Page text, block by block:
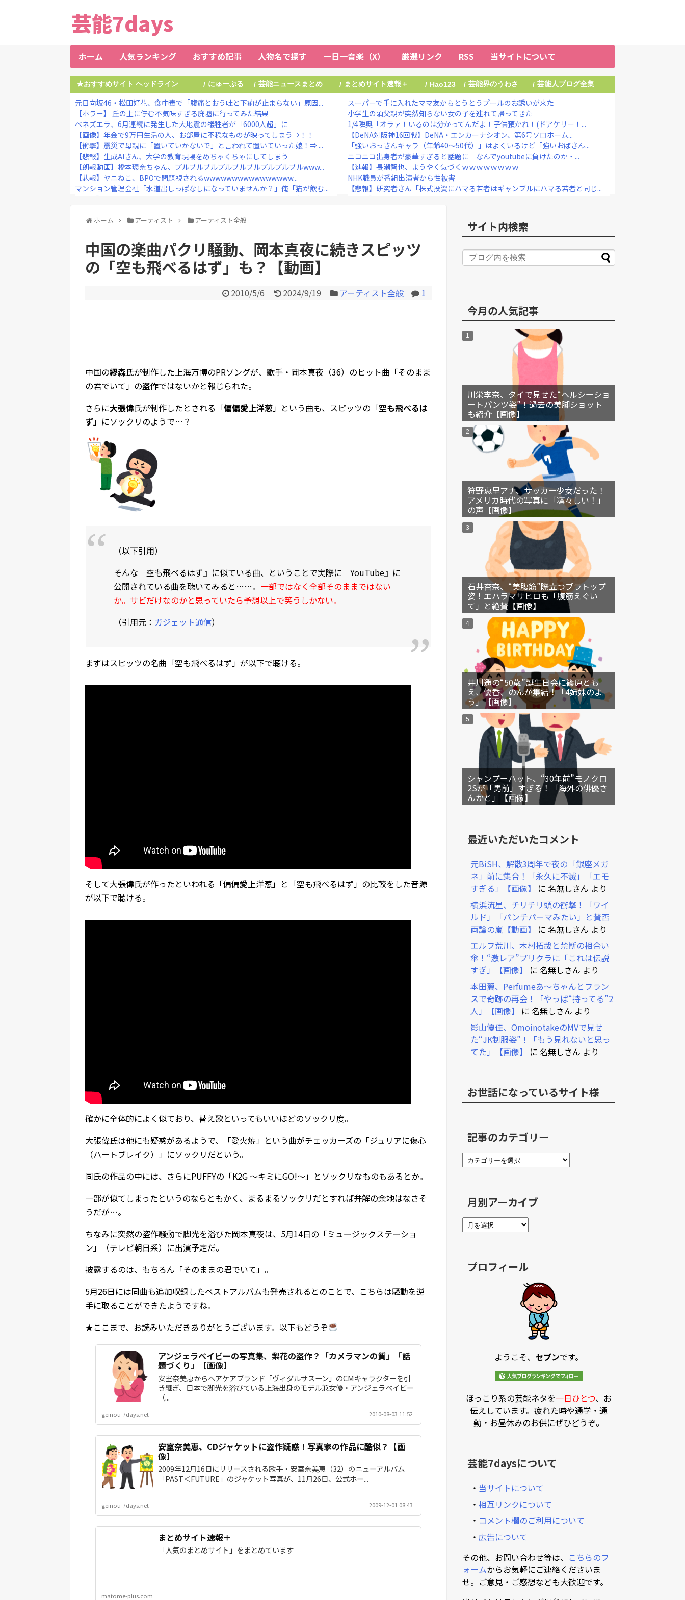
芸能7days
ホーム 人気ランキング おすすめ記事 人物名で探す 一日一音楽（X） 厳選リンク RSS 当サイトについて
★おすすめサイト ヘッドライン / にゅーぷる / 芸能ニュースまとめ / まとめサイト速報＋ / Hao123 / 芸能界のうわさ / 芸能人ブログ全集
元日向坂46・松田好花、食中毒で「腹痛とおう吐と下痢が止まらない」原因...
【ホラー】 丘の上に佇む不気味すぎる廃墟に行ってみた結果
ベネズエラ、6月連続に発生した大地震の犠牲者が「6000人超」に
【画像】年金で9万円生活の人、お部屋に不穏なものが映ってしまう⇒！！
【衝撃】震災で母親に「置いていかないで」と言われて置いていった娘！⇒ ...
【悲報】生成AIさん、大学の教育現場をめちゃくちゃにしてしまう
【朗報動画】橋本環奈ちゃん、プルプルプルプルプルプルプルプルプルwww...
【悲報】ヤニねこ、BPOで問題視されるwwwwwwwwwwwwwwww...
マンション管理会社「水道出しっぱなしになっていませんか？」俺「猫が飲む...
【画像】芸人コンビ完熟フレッシュの池田レイラ(21)さん、やらしく実っ...
Powered by livedoor 相互RSS
スーパーで手に入れたママ友からとうとうプールのお誘いが来た
小学生の頃父親が突然知らない女の子を連れて帰ってきた
1/4隣奥「オラァ！いるのは分かってんだよ！子供預かれ！(ドアケリー！...
【DeNA対阪神16回戦】DeNA・エンカーナシオン、第6号ソロホーム...
「強いおっさんキャラ（年齢40～50代）」はよくいるけど「強いおばさん...
ニコニコ出身者が豪華すぎると話題に なんでyoutubeに負けたのか・...
【速報】長瀬智也、ようやく気づくｗｗｗｗｗｗｗｗ
NHK職員が番組出演者から性被害
【悲報】研究者さん「株式投資にハマる若者はギャンブルにハマる若者と同じ...
【衝撃】30年続いたモスクの祭りに『異変』が起こる・・・・・
【疑問】羽田空港近くで全日空機が衝突防止装置で作動回避。これで「ニアミ...
ホーム アーティスト アーティスト全般
中国の楽曲パクリ騒動、岡本真夜に続きスピッツ
の「空も飛べるはず」も？【動画】
2010/5/6 2024/9/19 アーティスト全般 1
中国の繆森氏が制作した上海万博のPRソングが、歌手・岡本真夜（36）のヒット曲「そのまま
の君でいて」の盗作ではないかと報じられた。
さらに大張偉氏が制作したとされる「偏偏愛上洋葱」という曲も、スピッツの「空も飛べるは
ず」にソックリのようで…？
（以下引用）
そんな『空も飛べるはず』に似ている曲、ということで実際に『YouTube』に
公開されている曲を聴いてみると……。 一部ではなく全部そのままではない
か。サビだけなのかと思っていたら予想以上で笑うしかない。
（引用元： ガジェット通信）
まずはスピッツの名曲「空も飛べるはず」が以下で聴ける。
そして大張偉氏が作ったといわれる「偏偏愛上洋葱」と「空も飛べるはず」の比較をした音源
が以下で聴ける。
確かに全体的によく似ており、替え歌といってもいいほどのソックリ度。
大張偉氏は他にも疑惑があるようで、「愛火燒」という曲がチェッカーズの「ジュリアに傷心
（ハートブレイク）」にソックリだという。
同氏の作品の中には、さらにPUFFYの「K2G ～キミにGO!～」とソックリなものもあるとか。
一部が似てしまったというのならともかく、まるまるソックリだとすれば弁解の余地はなさそ
うだが…。
ちなみに突然の盗作騒動で脚光を浴びた岡本真夜は、5月14日の「ミュージックステーショ
ン」（テレビ朝日系）に出演予定だ。
披露するのは、もちろん「そのままの君でいて」。
5月26日には同曲も追加収録したベストアルバムも発売されるとのことで、こちらは騒動を逆
手に取ることができたようですね。
★ここまで、お読みいただきありがとうございます。以下もどうぞ
アンジェラベイビーの写真集、梨花の盗作？「カメラマンの質」「話
題づくり」【画像】
安室奈美恵からヘアケアブランド「ヴィダルサスーン」のCMキャラクターを引
き継ぎ、日本で脚光を浴びている上海出身のモデル兼女優・アンジェラベイビー
（...
geinou-7days.net 2010-08-03 11:52
安室奈美恵、CDジャケットに盗作疑惑！写真家の作品に酷似？【画
像】
2009年12月16日にリリースされる歌手・安室奈美恵（32）のニューアルバム
「PAST＜FUTURE」のジャケット写真が、11月26日、公式ホー...
geinou-7days.net 2009-12-01 08:43
まとめサイト速報＋
「人気のまとめサイト」をまとめています
matome-plus.com
サイト内検索
今月の人気記事
川栄李奈、タイで見せた“ヘルシーショ
ートパンツ姿”！過去の美脚ショット
も紹介【画像】
狩野恵里アナ、サッカー少女だった！
アメリカ時代の写真に「凛々しい！」
の声【画像】
石井杏奈、“美腹筋”際立つブラトップ
姿！エハラマサヒロも「腹筋えぐい
て」と絶賛【画像】
井川遥の“50歳”誕生日会に篠原とも
え、優香、のんが集結！「4姉妹のよ
う」【画像】
シャンプーハット、“30年前”モノクロ
2Sが「男前」すぎる！「海外の俳優さ
んかと」【画像】
最近いただいたコメント
元BiSH、解散3周年で夜の「銀座メガ
ネ」前に集合！「永久に不滅」「エモ
すぎる」【画像】
に 名無しさん より
横浜流星、チリチリ頭の衝撃！「ワイ
ルド」「パンチパーマみたい」と賛否
両論の嵐【動画】
に 名無しさん より
エルフ荒川、木村拓哉と禁断の相合い
傘！“激レア”プリクラに「これは伝説
すぎ」【画像】
に 名無しさん より
本田翼、Perfumeあ～ちゃんとフラン
スで奇跡の再会！「やっぱ“持ってる”2
人」【画像】
に 名無しさん より
影山優佳、OmoinotakeのMVで見せ
た“JK制服姿”！「もう見れないと思っ
てた」【画像】
に 名無しさん より
お世話になっているサイト様
記事のカテゴリー
月別アーカイブ
プロフィール
ようこそ、 セブンです。
ほっこり系の芸能ネタを一日ひとつ、お
伝えしています。疲れた時や通学・通
勤・お昼休みのお供にぜひどうぞ。
芸能7daysについて
・ 当サイトについて
・ 相互リンクについて
・ コメント欄のご利用について
・ 広告について
その他、お問い合わせ等は、 こちらのフ
ォームからお気軽にご連絡くださいま
せ。ご意見・ご感想なども大歓迎です。